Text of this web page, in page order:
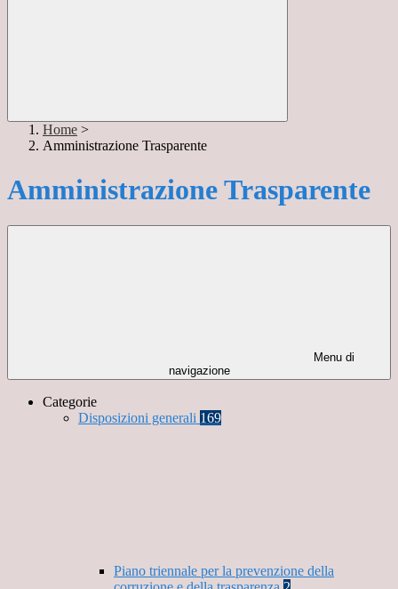
Home >
Amministrazione Trasparente
Amministrazione Trasparente
Menu di
navigazione
Categorie
Disposizioni generali 169
Piano triennale per la prevenzione della